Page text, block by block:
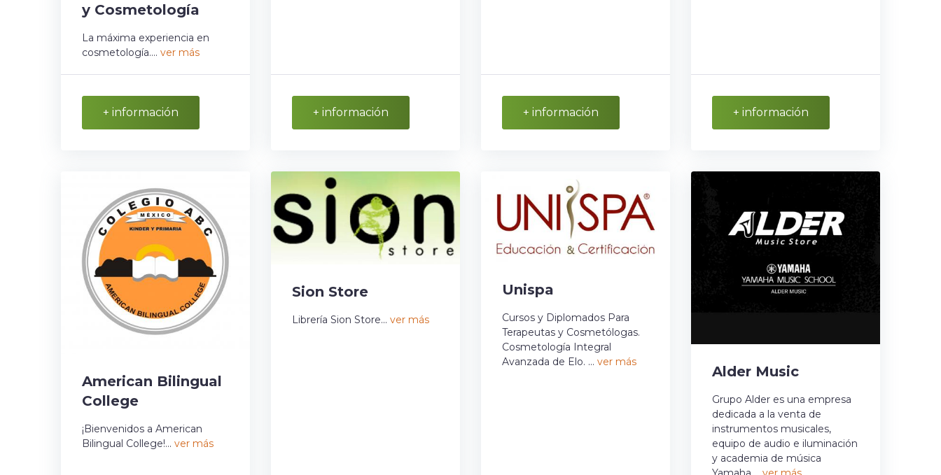
y Cosmetología
La máxima experiencia en
cosmetología.... ver más
+ información + información + información + información
American Bilingual
College
¡Bienvenidos a American
Bilingual College!... ver más
Sion Store
Librería Sion Store... ver más
Unispa
Cursos y Diplomados Para
Terapeutas y Cosmetólogas.
Cosmetología Integral
Avanzada de Elo. ... ver más
Alder Music
Grupo Alder es una empresa
dedicada a la venta de
instrumentos musicales,
equipo de audio e iluminación
y academia de música